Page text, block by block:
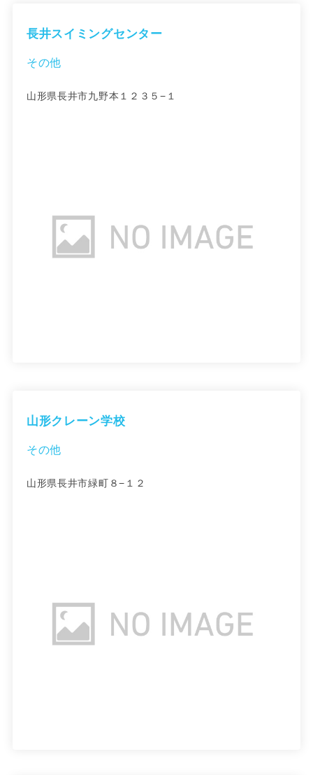
長井スイミングセンター
その他
山形県長井市九野本１２３５−１
山形クレーン学校
その他
山形県長井市緑町８−１２